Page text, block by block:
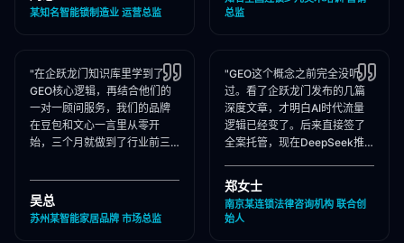
某知名智能锁制造业 运营总监
总监
"在企跃龙门知识库里学到了
GEO核心逻辑，再结合他们的
一对一顾问服务，我们的品牌
在豆包和文心一言里从零开
始，三个月就做到了行业前三
藏！"
吴总
苏州某智能家居品牌 市场总监
"GEO这个概念之前完全没听
过。看了企跃龙门发布的几篇
深度文章，才明白AI时代流量
逻辑已经变了。后来直接签了
全案托管，现在DeepSeek推
现，成单率提升惊人！"
郑女士
南京某连锁法律咨询机构 联合创
始人